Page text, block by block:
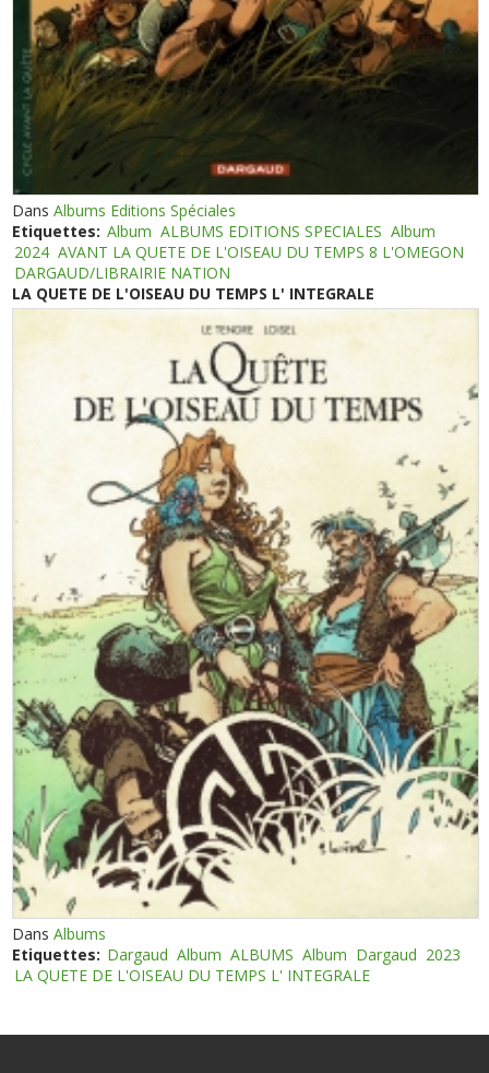
DansAlbums Editions Spéciales
Etiquettes: Album ALBUMS EDITIONS SPECIALES Album
2024 AVANT LA QUETE DE L'OISEAU DU TEMPS 8 L'OMEGON
DARGAUD/LIBRAIRIE NATION
LA QUETE DE L'OISEAU DU TEMPS L' INTEGRALE
DansAlbums
Etiquettes: Dargaud Album ALBUMS Album Dargaud 2023
LA QUETE DE L'OISEAU DU TEMPS L' INTEGRALE